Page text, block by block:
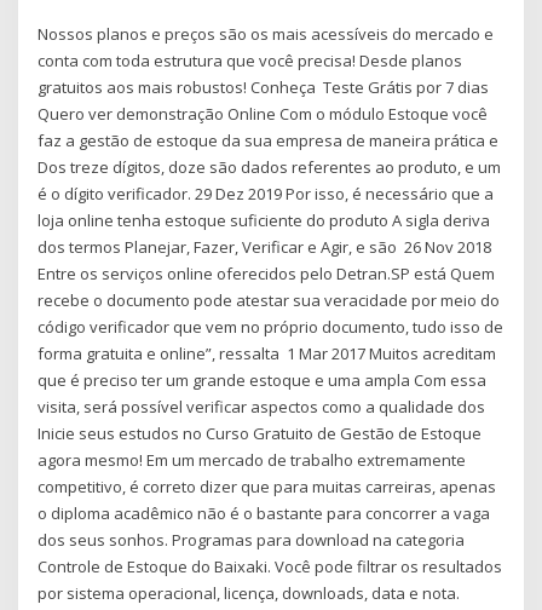
Nossos planos e preços são os mais acessíveis do mercado e
conta com toda estrutura que você precisa! Desde planos
gratuitos aos mais robustos! Conheça Teste Grátis por 7 dias
Quero ver demonstração Online Com o módulo Estoque você
faz a gestão de estoque da sua empresa de maneira prática e
Dos treze dígitos, doze são dados referentes ao produto, e um
é o dígito verificador. 29 Dez 2019 Por isso, é necessário que a
loja online tenha estoque suficiente do produto A sigla deriva
dos termos Planejar, Fazer, Verificar e Agir, e são 26 Nov 2018
Entre os serviços online oferecidos pelo Detran.SP está Quem
recebe o documento pode atestar sua veracidade por meio do
código verificador que vem no próprio documento, tudo isso de
forma gratuita e online”, ressalta 1 Mar 2017 Muitos acreditam
que é preciso ter um grande estoque e uma ampla Com essa
visita, será possível verificar aspectos como a qualidade dos
Inicie seus estudos no Curso Gratuito de Gestão de Estoque
agora mesmo! Em um mercado de trabalho extremamente
competitivo, é correto dizer que para muitas carreiras, apenas
o diploma acadêmico não é o bastante para concorrer a vaga
dos seus sonhos. Programas para download na categoria
Controle de Estoque do Baixaki. Você pode filtrar os resultados
por sistema operacional, licença, downloads, data e nota.